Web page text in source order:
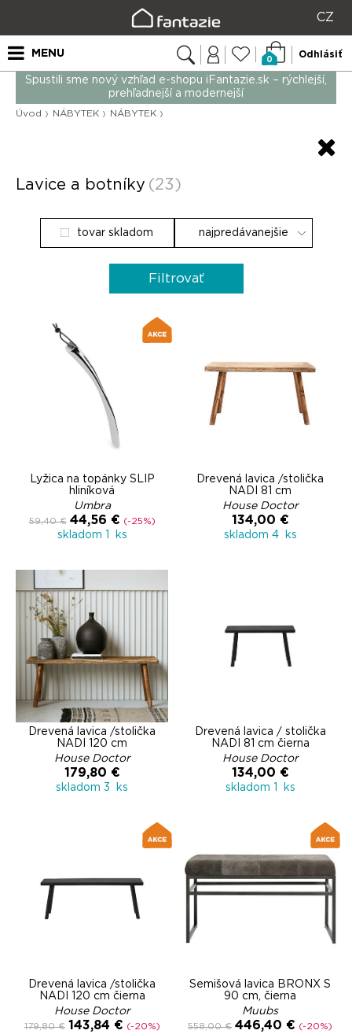
CZ
MENU
0
Odhlásiť
Spustili sme nový vzhľad e-shopu iFantazie.sk – rýchlejší,
prehľadnejší a modernejší
Úvod NÁBYTEK NÁBYTEK
Lavice a botníky (23)
tovar skladom
Filtrovať
Lyžica na topánky SLIP
hliníková
Umbra
59,40 € 44,56 € (-25%)
skladom 1 ks
Drevená lavica /stolička
NADI 81 cm
House Doctor
134,00 €
skladom 4 ks
Drevená lavica /stolička
NADI 120 cm
House Doctor
179,80 €
skladom 3 ks
Drevená lavica / stolička
NADI 81 cm čierna
House Doctor
134,00 €
skladom 1 ks
Drevená lavica /stolička
NADI 120 cm čierna
House Doctor
179,80 € 143,84 € (-20%)
Semišová lavica BRONX S
90 cm, čierna
Muubs
558,00 € 446,40 € (-20%)